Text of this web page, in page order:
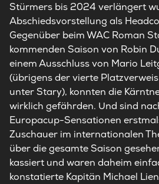
Stürmers bis 2024 verlängert
Abschiedsvorstellung als
Gegenüber beim WAC Roman
kommenden Saison von Robin
einem Ausschluss von Mario
(übrigens der vierte
unter Stary), konnten die
wirklich gefährden. Und sind
Europacup-Sensationen
Zuschauer im internationalen
über die gesamte Saison
kassiert und waren daheim
konstatierte Kapitän Michael